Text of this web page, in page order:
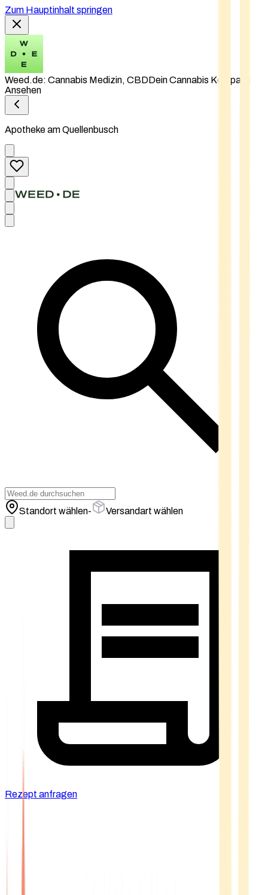
Zum Hauptinhalt springen
Weed.de: Cannabis Medizin, CBDDein Cannabis Kompass
Ansehen
Apotheke am Quellenbusch
Standort wählen- Versandart wählen
Rezept anfragen